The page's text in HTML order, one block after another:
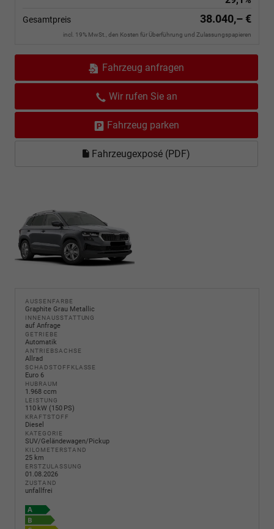
Gesamtpreis 38.040,– €
incl. 19% MwSt., den Kosten für Überführung und Zulassungspapieren
Fahrzeug anfragen
Wir rufen Sie an
Fahrzeug parken
Fahrzeugexposé (PDF)
AUSSENFARBE
Graphite Grau Metallic
INNENAUSSTATTUNG
auf Anfrage
GETRIEBE
Automatik
ANTRIEBSACHSE
Allrad
SCHADSTOFFKLASSE
Euro 6
HUBRAUM
1.968 ccm
LEISTUNG
110 kW (150 PS)
KRAFTSTOFF
Diesel
KATEGORIE
SUV/Geländewagen/Pickup
KILOMETERSTAND
25 km
ERSTZULASSUNG
01.08.2026
ZUSTAND
unfallfrei